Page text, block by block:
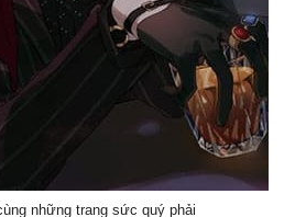
những trang sức quý phải